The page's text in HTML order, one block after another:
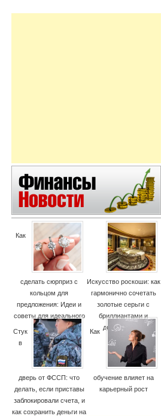
Как
сделать сюрприз с
кольцом для
предложения: Идеи и
советы для идеального
момента
Искусство роскоши: как
гармонично сочетать
золотые серьги с
бриллиантами и
дорогие часы
Стук
в
дверь от ФССП: что
делать, если приставы
заблокировали счета, и
как сохранить деньги на
Как
обучение влияет на
карьерный рост